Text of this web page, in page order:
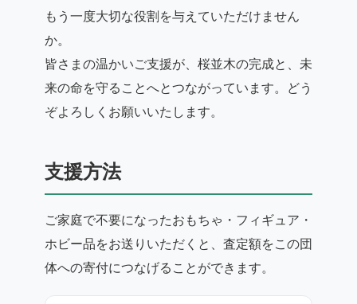
もう一度大切な役割を与えていただけません
か。
皆さまの温かいご支援が、桜並木の完成と、未
来の命を守ることへとつながっています。どう
ぞよろしくお願いいたします。
支援方法
ご家庭で不要になったおもちゃ・フィギュア・
ホビー品をお送りいただくと、査定額をこの団
体への寄付につなげることができます。